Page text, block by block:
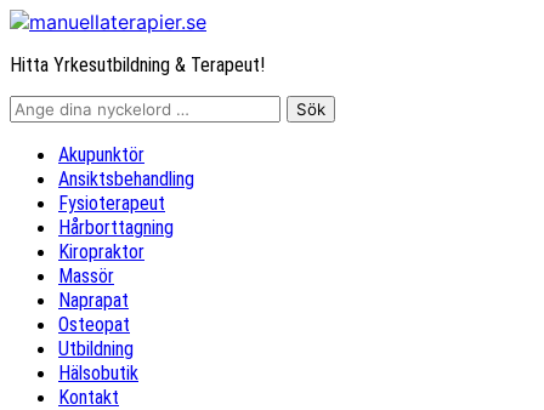
Hitta Yrkesutbildning & Terapeut!
Akupunktör
Ansiktsbehandling
Fysioterapeut
Hårborttagning
Kiropraktor
Massör
Naprapat
Osteopat
Utbildning
Hälsobutik
Kontakt